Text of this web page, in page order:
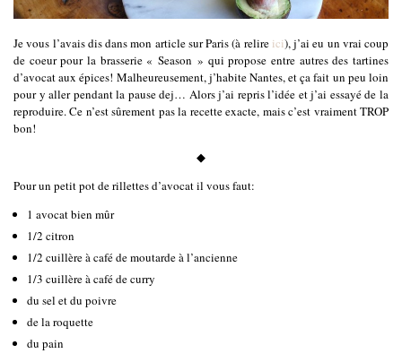
Je vous l’avais dis dans mon article sur Paris (à relire ici), j’ai eu un vrai coup
de coeur pour la brasserie « Season » qui propose entre autres des tartines
d’avocat aux épices! Malheureusement, j’habite Nantes, et ça fait un peu loin
pour y aller pendant la pause dej… Alors j’ai repris l’idée et j’ai essayé de la
reproduire. Ce n’est sûrement pas la recette exacte, mais c’est vraiment TROP
bon!
◆
Pour un petit pot de rillettes d’avocat il vous faut:
1 avocat bien mûr
1/2 citron
1/2 cuillère à café de moutarde à l’ancienne
1/3 cuillère à café de curry
du sel et du poivre
de la roquette
du pain